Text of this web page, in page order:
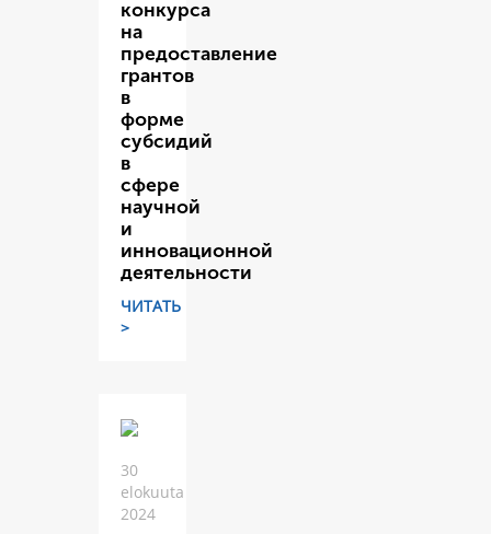
конкурса
на
предоставление
грантов
в
форме
субсидий
в
сфере
научной
и
инновационной
деятельности
ЧИТАТЬ
>
30
elokuuta
2024